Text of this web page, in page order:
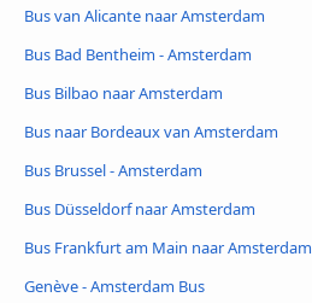
Bus van Alicante naar Amsterdam
Bus Bad Bentheim - Amsterdam
Bus Bilbao naar Amsterdam
Bus naar Bordeaux van Amsterdam
Bus Brussel - Amsterdam
Bus Düsseldorf naar Amsterdam
Bus Frankfurt am Main naar Amsterdam
Genève - Amsterdam Bus